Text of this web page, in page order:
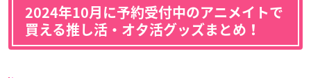
2024年10月に予約受付中のアニメイトで
買える推し活・オタ活グッズまとめ！